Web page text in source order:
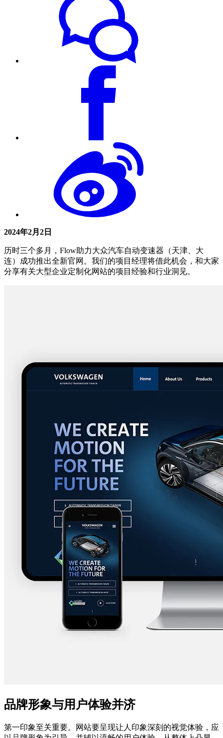
2024年2月2日
历时三个多月，Flow助力大众汽车自动变速器（天津、大
连）成功推出全新官网。我们的项目经理将借此机会，和大家
分享有关大型企业定制化网站的项目经验和行业洞见。
品牌形象与用户体验并济
第一印象至关重要。网站要呈现让人印象深刻的视觉体验，应